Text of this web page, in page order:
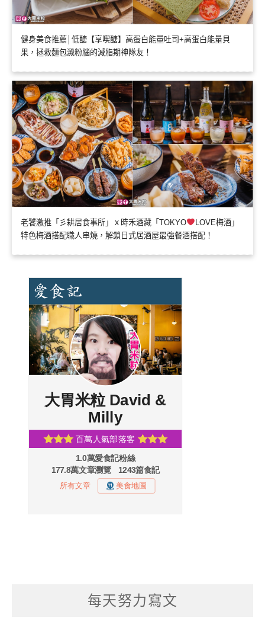
健身美食推薦│低醣【享喫醣】高蛋白能量吐司+高蛋白能量貝
果，拯救麵包澱粉腦的減脂期神隊友！
老饕激推「彡耕居食事所」ｘ時禾酒藏「TOKYO
LOVE梅酒」
特色梅酒搭配職人串燒，解鎖日式居酒屋最強餐酒搭配！
每天努力寫文